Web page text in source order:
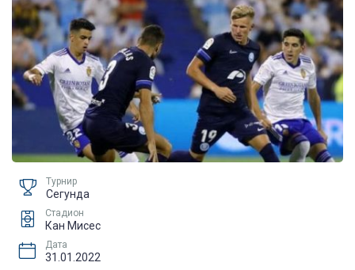
Турнир
Сегунда
Стадион
Кан Мисес
Дата
31.01.2022